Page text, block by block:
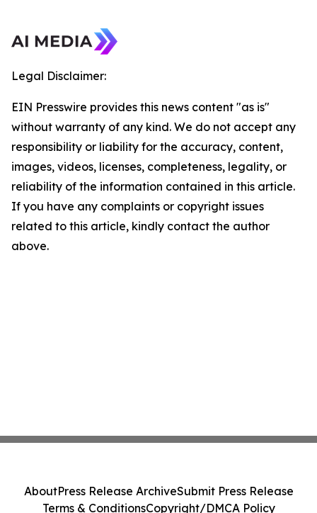
Legal Disclaimer:
EIN Presswire provides this news content "as is"
without warranty of any kind. We do not accept any
responsibility or liability for the accuracy, content,
images, videos, licenses, completeness, legality, or
reliability of the information contained in this article.
If you have any complaints or copyright issues
related to this article, kindly contact the author
above.
AboutPress Release ArchiveSubmit Press Release
Terms & ConditionsCopyright/DMCA Policy